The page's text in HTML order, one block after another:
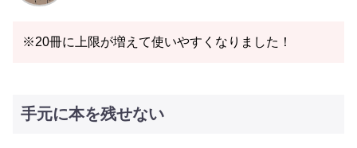
※20冊に上限が増えて使いやすくなりました！
手元に本を残せない